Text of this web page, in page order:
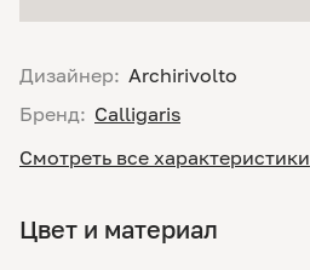
Дизайнер: Archirivolto
Бренд: Calligaris
Смотреть все характеристики
Цвет и материал